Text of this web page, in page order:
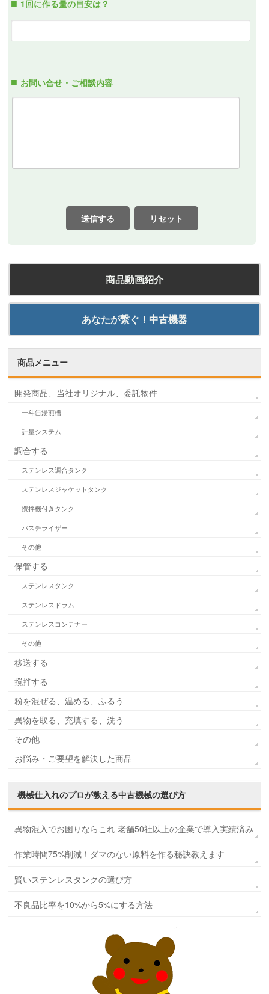
1回に作る量の目安は？
お問い合せ・ご相談内容
送信する リセット
商品動画紹介
あなたが繋ぐ！中古機器
商品メニュー
開発商品、当社オリジナル、委託物件
一斗缶湯煎槽
計量システム
調合する
ステンレス調合タンク
ステンレスジャケットタンク
攪拌機付きタンク
パスチライザー
その他
保管する
ステンレスタンク
ステンレスドラム
ステンレスコンテナー
その他
移送する
撹拌する
粉を混ぜる、温める、ふるう
異物を取る、充填する、洗う
その他
お悩み・ご要望を解決した商品
機械仕入れのプロが教える中古機械の選び方
異物混入でお困りならこれ 老舗50社以上の企業で導入実績済み
作業時間75%削減！ダマのない原料を作る秘訣教えます
賢いステンレスタンクの選び方
不良品比率を10%から5%にする方法